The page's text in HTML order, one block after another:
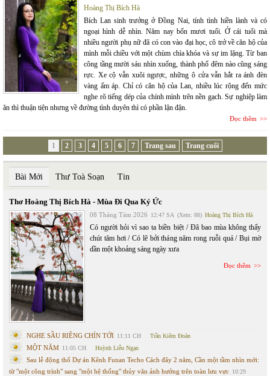
Hoàng Thị Bích Hà
Bích Lan sinh trưởng ở Đồng Nai, tính tình hiền lành và có
ngoại hình dễ nhìn. Năm nay bốn mươi tuổi. Ở cái tuổi mà
nhiều người phụ nữ đã có con vào đại học, cô trở về căn hộ của
mình mỗi chiều với một chùm chìa khóa và sự im lặng. Từ ban
công tầng mười sáu nhìn xuống, thành phố đêm nào cũng sáng
rực. Xe cộ vẫn xuôi ngược, những ô cửa vẫn hắt ra ánh đèn
vàng ấm áp. Chỉ có căn hộ của Lan, nhiều lúc rộng đến mức
nghe rõ tiếng dép của chính mình trên nền gạch. Sự nghiệp làm
ăn thì thuận tiện nhưng về đường tình duyên thì có phần lận đận.
Đọc thêm
1 2 3 4 5 6 7 Trang sau Trang cuối
Bài Mới Thư Toà Soạn Tin
Thơ Hoàng Thị Bích Hà - Mùa Đi Qua Ký Ức
08 Tháng Tám 2026 12:47 SA (Xem: 88) Hoàng Thị Bích Hà
Có người hỏi vì sao ta biền biệt / Đã bao mùa không thấy
chút tăm hơi / Có lẽ bởi tháng năm rong ruỗi quá / Bụi mờ
dần một khoảng sáng ngày xưa
Đọc thêm
NGHE SẦU RIÊNG CHÍN TỚI 11:11 CH Trần Kiêm Đoàn
MỘT NĂM 11:05 CH Huỳnh Liễu Ngạn
Sau lễ động thổ Dự án Kênh Funan Techo Cách đây 2 năm, Cần một tầm nhìn mới:
từ "một công trình" sang "một hệ thống" thủy văn ảnh hưởng trên toàn lưu vực 10:29